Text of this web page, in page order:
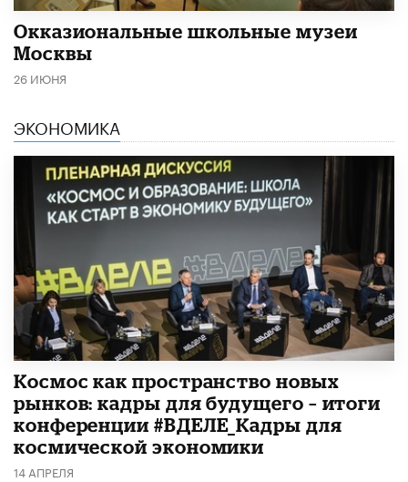
​Окказиональные школьные музеи
Москвы
26 ИЮНЯ
ЭКОНОМИКА
Космос как пространство новых
рынков: кадры для будущего – итоги
конференции #ВДЕЛЕ_Кадры для
космической экономики
14 АПРЕЛЯ